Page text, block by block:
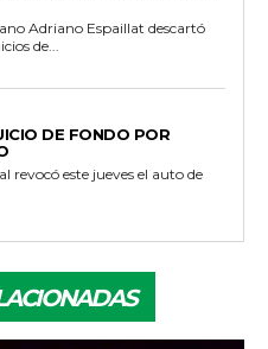
Adriano Espaillat descartó
de...
DE FONDO POR
revocó este jueves el auto de